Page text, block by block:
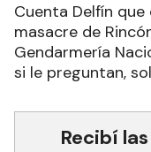
Cuenta Delfín
masacre de
Gendarmería
si le preguntan,
Recibí